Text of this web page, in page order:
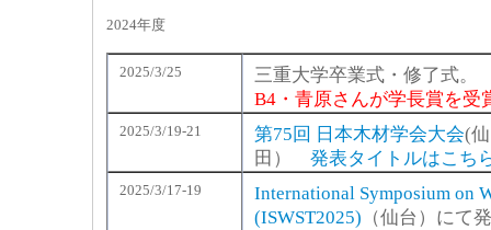
2024年度
2025/3/25
三重大学卒業式・修了式。
B4・青原さんが学長賞を受
2025/3/19-21 第75回 日本木材学会大会(
田） 発表タイトルはこち
2025/3/17-19
International Symposium on
(ISWST2025) （仙台）にて